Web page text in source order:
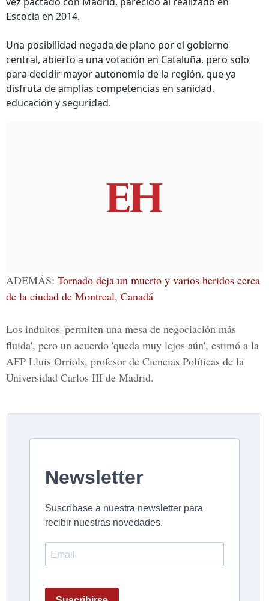
Escocia en 2014.
Una posibilidad negada de plano por el gobierno
central, abierto a una votación en Cataluña, pero solo
para decidir mayor autonomía de la región, que ya
disfruta de amplias competencias en sanidad,
educación y seguridad.
ADEMÁS: Tornado deja un muerto y varios heridos cerca
de la ciudad de Montreal, Canadá
Los indultos 'permiten una mesa de negociación más
fluida', pero un acuerdo 'queda muy lejos aún', estimó a la
AFP Lluis Orriols, profesor de Ciencias Políticas de la
Universidad Carlos III de Madrid.